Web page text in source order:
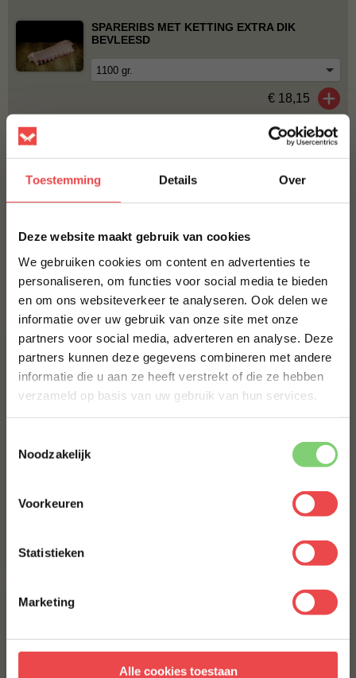
Toestemming Details Over
Deze website maakt gebruik van cookies
We gebruiken cookies om content en advertenties te
personaliseren, om functies voor social media te bieden
en om ons websiteverkeer te analyseren. Ook delen we
informatie over uw gebruik van onze site met onze
partners voor social media, adverteren en analyse. Deze
partners kunnen deze gegevens combineren met andere
informatie die u aan ze heeft verstrekt of die ze hebben
verzameld op basis van uw gebruik van hun services.
Noodzakelijk
Voorkeuren
Statistieken
Marketing
Alle cookies toestaan
SPARERIBS MET KETTING EXTRA DIK
BEVLEESD
€ 18,15
€ 14,-
Bestel alles
€ 11,97
10% korting op je
eerste bestelling*
Schrijf je in voor onze nieuwsbrief en ontvang direct
10% korting op jouw eerste bestelling.
ACHTERNAAM